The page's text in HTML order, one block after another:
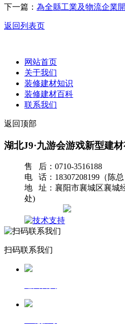
下一篇： 為全縣工業及物流企業
返回列表页
网站首页
关于我们
装修建材知识
装修建材百科
联系我们
返回顶部
湖北J9·九游会游戏新型建
售 后：0710-3516188
电 话：18307208199（陈总
地 址：襄阳市襄城区襄城
处)
扫码联系我们